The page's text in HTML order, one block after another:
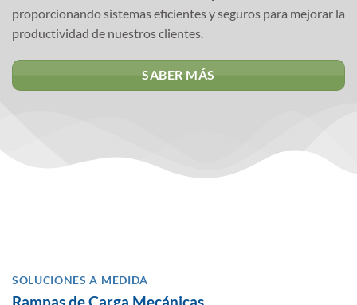
proporcionando sistemas eficientes y seguros para mejorar la
productividad de nuestros clientes.
SABER MÁS
SOLUCIONES A MEDIDA